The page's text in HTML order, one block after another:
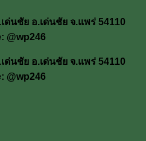
ด่นชัย อ.เด่นชัย จ.แพร่ 54110
@wp246
ด่นชัย อ.เด่นชัย จ.แพร่ 54110
@wp246